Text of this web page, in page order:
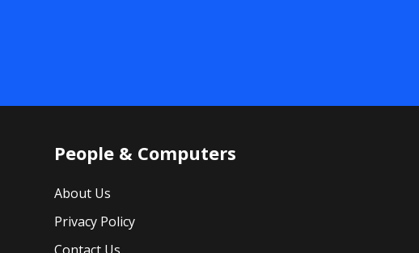
People & Computers
About Us
Privacy Policy